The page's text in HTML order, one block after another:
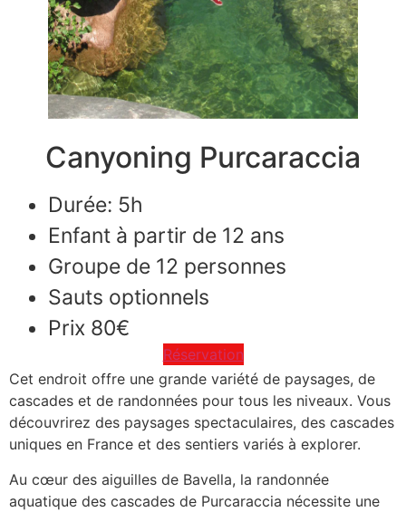
Canyoning Purcaraccia
Durée: 5h
Enfant à partir de 12 ans
Groupe de 12 personnes
Sauts optionnels
Prix 80€
Réservation
Cet endroit offre une grande variété de paysages, de
cascades et de randonnées pour tous les niveaux. Vous
découvrirez des paysages spectaculaires, des cascades
uniques en France et des sentiers variés à explorer.
Au cœur des aiguilles de Bavella, la randonnée
aquatique des cascades de Purcaraccia nécessite une